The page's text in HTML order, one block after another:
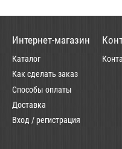
Интернет-магазин
Каталог
Как сделать заказ
Способы оплаты
Доставка
Вход / регистрация